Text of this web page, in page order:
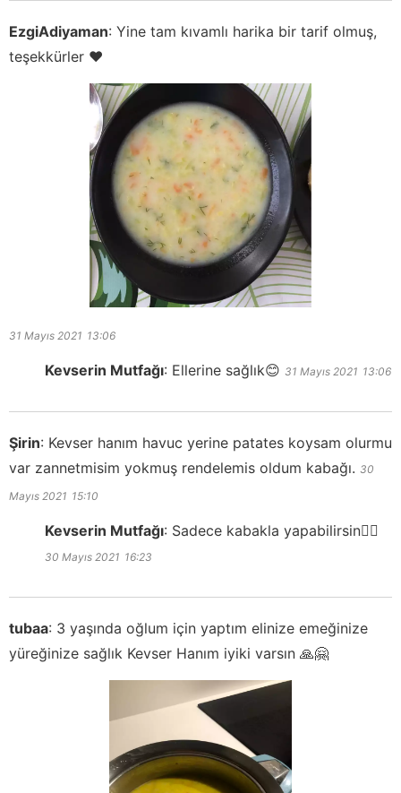
EzgiAdiyaman: Yine tam kıvamlı harika bir tarif olmuş,
teşekkürler ❤️
31 Mayıs 2021 13:06
Kevserin Mutfağı: Ellerine sağlık😊 31 Mayıs 2021 13:06
Şirin: Kevser hanım havuc yerine patates koysam olurmu
var zannetmisim yokmuş rendelemis oldum kabağı. 30
Mayıs 2021 15:10
Kevserin Mutfağı: Sadece kabakla yapabilirsin👍🏻
30 Mayıs 2021 16:23
tubaa: 3 yaşında oğlum için yaptım elinize emeğinize
yüreğinize sağlık Kevser Hanım iyiki varsın 🙏🤗